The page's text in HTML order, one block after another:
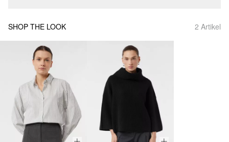
SHOP THE LOOK 2 Artikel